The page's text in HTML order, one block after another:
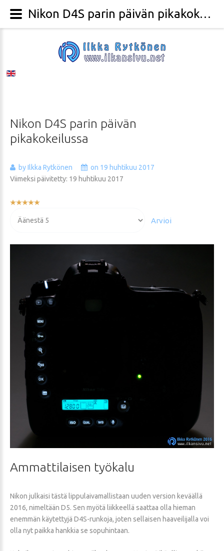
Nikon D4S parin päivän
pikakokeilussa
by Ilkka Rytkönen
on 19 huhtikuu 2017
Viimeksi päivitetty: 19 huhtikuu 2017
Käyttäjän
arvioida
Ammattilaisen työkalu
Nikon julkaisi tästä lippulaivamallistaan uuden version keväällä
2016, nimeltään D5. Sen myötä liikkeellä saattaa olla hieman
enemmän käytettyjä D4S-runkoja, joten sellaisen haaveilijalla voi
olla nyt paikka hankkia se sopuhintaan.
Nikon D4S parin päivän pikakokeilussa - Valokuvaaja Ilkka Rytkönen